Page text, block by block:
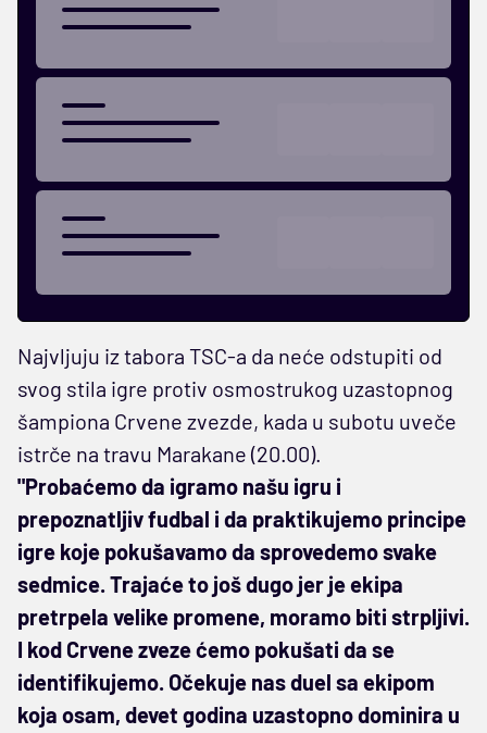
Najvljuju iz tabora TSC-a da neće odstupiti od
svog stila igre protiv osmostrukog uzastopnog
šampiona Crvene zvezde, kada u subotu uveče
istrče na travu Marakane (20.00).
"Probaćemo da igramo našu igru i
prepoznatljiv fudbal i da praktikujemo principe
igre koje pokušavamo da sprovedemo svake
sedmice. Trajaće to još dugo jer je ekipa
pretrpela velike promene, moramo biti strpljivi.
I kod Crvene zveze ćemo pokušati da se
identifikujemo. Očekuje nas duel sa ekipom
koja osam, devet godina uzastopno dominira u